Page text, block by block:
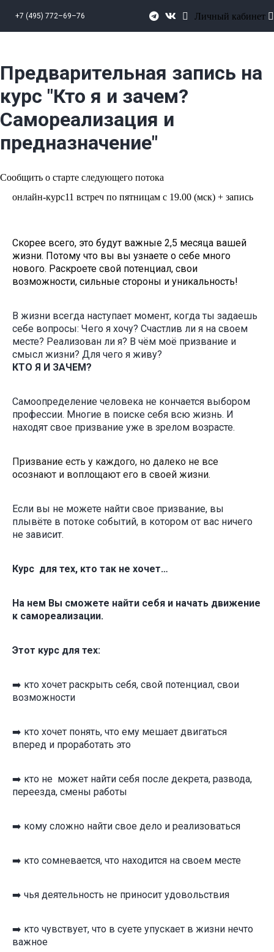
+7 (495) 772–69–76 Личный кабинет
Предварительная запись на
курс "Кто я и зачем?
Самореализация и
предназначение"
Сообщить о старте следующего потока
онлайн-курс11 встреч по пятницам с 19.00 (мск) + запись
Скорее всего, это будут важные 2,5 месяца вашей
жизни. Потому что вы вы узнаете о себе много
нового. Раскроете свой потенциал, свои
возможности, сильные стороны и уникальность!
В жизни всегда наступает момент, когда ты задаешь
себе вопросы: Чего я хочу? Счастлив ли я на своем
месте? Реализован ли я? В чём моё призвание и
смысл жизни? Для чего я живу?
КТО Я И ЗАЧЕМ?
Самоопределение человека не кончается выбором
профессии. Многие в поиске себя всю жизнь. И
находят свое призвание уже в зрелом возрасте.
Призвание есть у каждого, но далеко не все
осознают и воплощают его в своей жизни.
Если вы не можете найти свое призвание, вы
плывёте в потоке событий, в котором от вас ничего
не зависит.
Курс для тех, кто так не хочет…
На нем Вы сможете найти себя и начать движение
к самореализации.
Этот курс для тех:
➡️ кто хочет раскрыть себя, свой потенциал, свои
возможности
➡️ кто хочет понять, что ему мешает двигаться
вперед и проработать это
➡️ кто не может найти себя после декрета, развода,
переезда, смены работы
➡️ кому сложно найти свое дело и реализоваться
➡️ кто сомневается, что находится на своем месте
➡️ чья деятельность не приносит удовольствия
➡️ кто чувствует, что в суете упускает в жизни нечто
важное